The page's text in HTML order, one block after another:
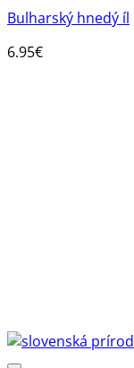
Bulharský hnedý íl
6.95€